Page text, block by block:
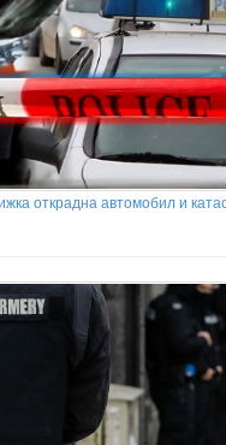
открадна автомобил и